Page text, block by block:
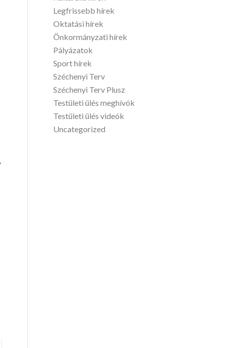
Legfrissebb hírek
Oktatási hírek
Önkormányzati hírek
Pályázatok
Sport hírek
Széchenyi Terv
Széchenyi Terv Plusz
Testületi ülés meghívók
Testületi ülés videók
Uncategorized